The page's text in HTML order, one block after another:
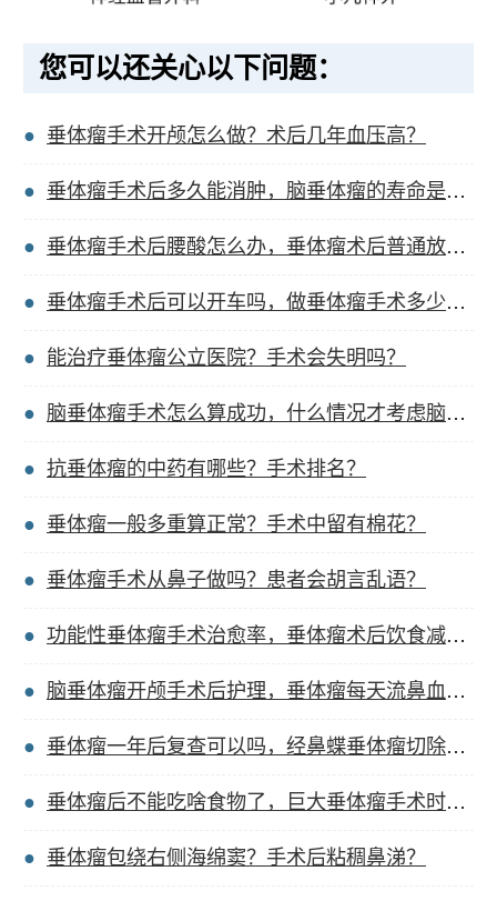
您可以还关心以下问题：
垂体瘤手术开颅怎么做？术后几年血压高？
垂体瘤手术后多久能消肿，脑垂体瘤的寿命是多少岁？
垂体瘤手术后腰酸怎么办，垂体瘤术后普通放疗多久？
垂体瘤手术后可以开车吗，做垂体瘤手术多少钱能做？
能治疗垂体瘤公立医院？手术会失明吗？
脑垂体瘤手术怎么算成功，什么情况才考虑脑垂体瘤？
抗垂体瘤的中药有哪些？手术排名？
垂体瘤一般多重算正常？手术中留有棉花？
垂体瘤手术从鼻子做吗？患者会胡言乱语？
功能性垂体瘤手术治愈率，垂体瘤术后饮食减肥对比？
脑垂体瘤开颅手术后护理，垂体瘤每天流鼻血怎么办？
垂体瘤一年后复查可以吗，经鼻蝶垂体瘤切除手术费？
垂体瘤后不能吃啥食物了，巨大垂体瘤手术时间多久？
垂体瘤包绕右侧海绵窦？手术后粘稠鼻涕？